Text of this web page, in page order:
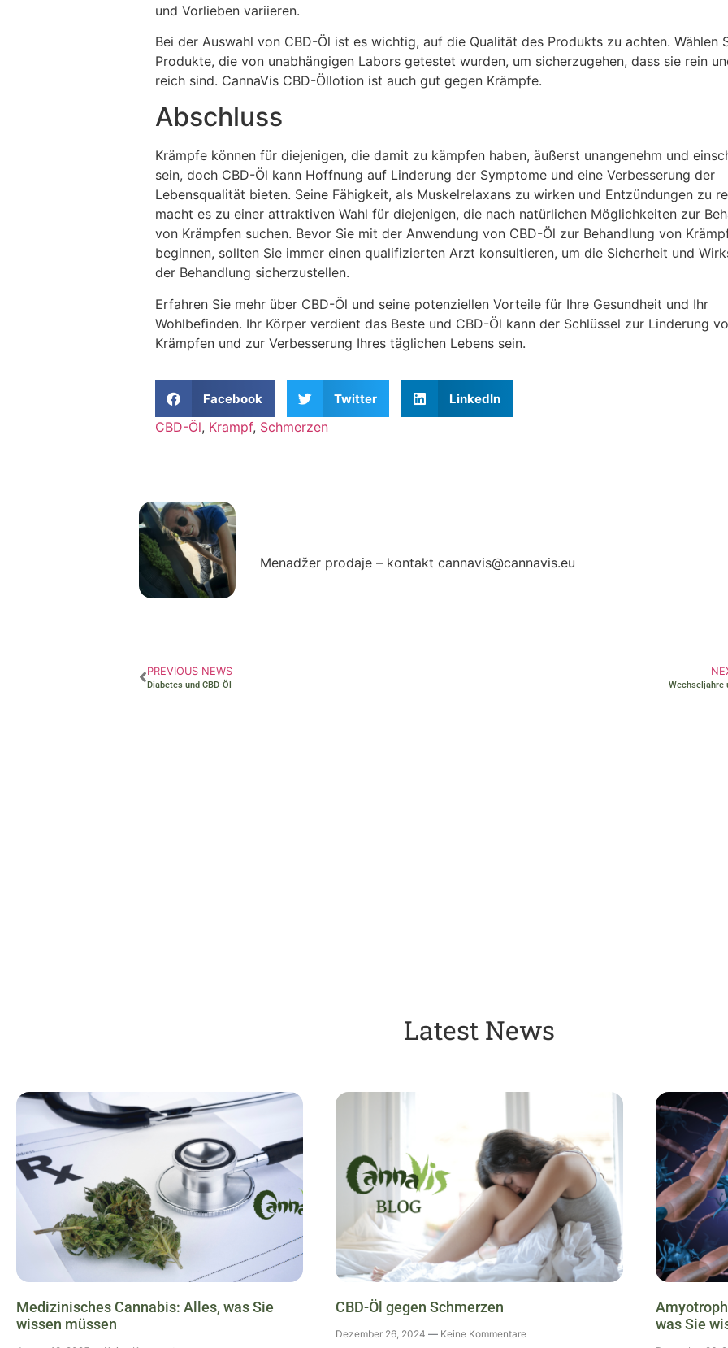
und Vorlieben variieren.
Bei der Auswahl von CBD-Öl ist es wichtig, auf die Qualität des Produkts zu achten. Wählen
Produkte, die von unabhängigen Labors getestet wurden, um sicherzugehen, dass sie rein
reich sind. CannaVis CBD-Öllotion ist auch gut gegen Krämpfe.
Abschluss
Krämpfe können für diejenigen, die damit zu kämpfen haben, äußerst unangenehm und
sein, doch CBD-Öl kann Hoffnung auf Linderung der Symptome und eine Verbesserung der
Lebensqualität bieten. Seine Fähigkeit, als Muskelrelaxans zu wirken und Entzündungen zu
macht es zu einer attraktiven Wahl für diejenigen, die nach natürlichen Möglichkeiten zur
von Krämpfen suchen. Bevor Sie mit der Anwendung von CBD-Öl zur Behandlung von
beginnen, sollten Sie immer einen qualifizierten Arzt konsultieren, um die Sicherheit und
der Behandlung sicherzustellen.
Erfahren Sie mehr über CBD-Öl und seine potenziellen Vorteile für Ihre Gesundheit und Ihr
Wohlbefinden. Ihr Körper verdient das Beste und CBD-Öl kann der Schlüssel zur Linderung
Krämpfen und zur Verbesserung Ihres täglichen Lebens sein.
Facebook Twitter LinkedIn
CBD-Öl, Krampf, Schmerzen
Menadžer prodaje – kontakt cannavis@cannavis.eu
PREVIOUS NEWS
Diabetes und CBD-Öl Wechseljahre
Latest News
Medizinisches Cannabis: Alles, was Sie
wissen müssen
CBD-Öl gegen Schmerzen
Dezember 26, 2024 Keine Kommentare
was Sie